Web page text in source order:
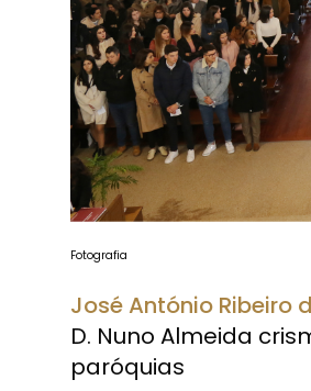
Fotografia
José António Ribeiro
D. Nuno Almeida
paróquias